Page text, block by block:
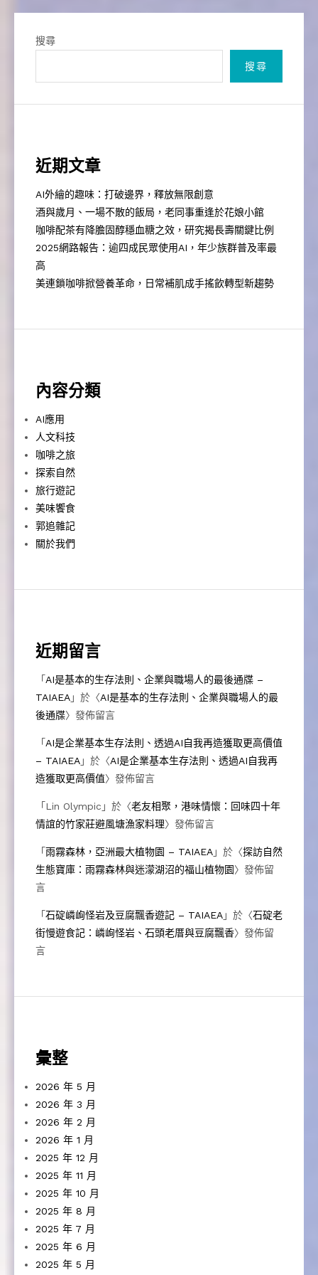
搜尋
搜尋
近期文章
AI外繪的趣味：打破邊界，釋放無限創意
酒與歲月、一場不散的飯局，老同事重逢於花娘小館
咖啡配茶有降膽固醇穩血糖之效，研究揭長壽關鍵比例
2025網路報告：逾四成民眾使用AI，年少族群普及率最
高
美連鎖咖啡掀營養革命，日常補肌成手搖飲轉型新趨勢
內容分類
AI應用
人文科技
咖啡之旅
探索自然
旅行遊記
美味饗食
郭追雜記
關於我們
近期留言
「AI是基本的生存法則、企業與職場人的最後通牒 –
TAIAEA」於〈AI是基本的生存法則、企業與職場人的最
後通牒〉發佈留言
「AI是企業基本生存法則、透過AI自我再造獲取更高價值
– TAIAEA」於〈AI是企業基本生存法則、透過AI自我再
造獲取更高價值〉發佈留言
「 Lin Olympic 」於〈老友相聚，港味情懷：回味四十年
情誼的竹家莊避風塘漁家料理〉發佈留言
「雨霧森林，亞洲最大植物園 – TAIAEA」於〈探訪自然
生態寶庫：雨霧森林與迷濛湖沼的福山植物園〉發佈留
言
「石碇嶙峋怪岩及豆腐飄香遊記 – TAIAEA」於〈石碇老
街慢遊食記：嶙峋怪岩、石頭老厝與豆腐飄香〉發佈留
言
彙整
2026 年 5 月
2026 年 3 月
2026 年 2 月
2026 年 1 月
2025 年 12 月
2025 年 11 月
2025 年 10 月
2025 年 8 月
2025 年 7 月
2025 年 6 月
2025 年 5 月